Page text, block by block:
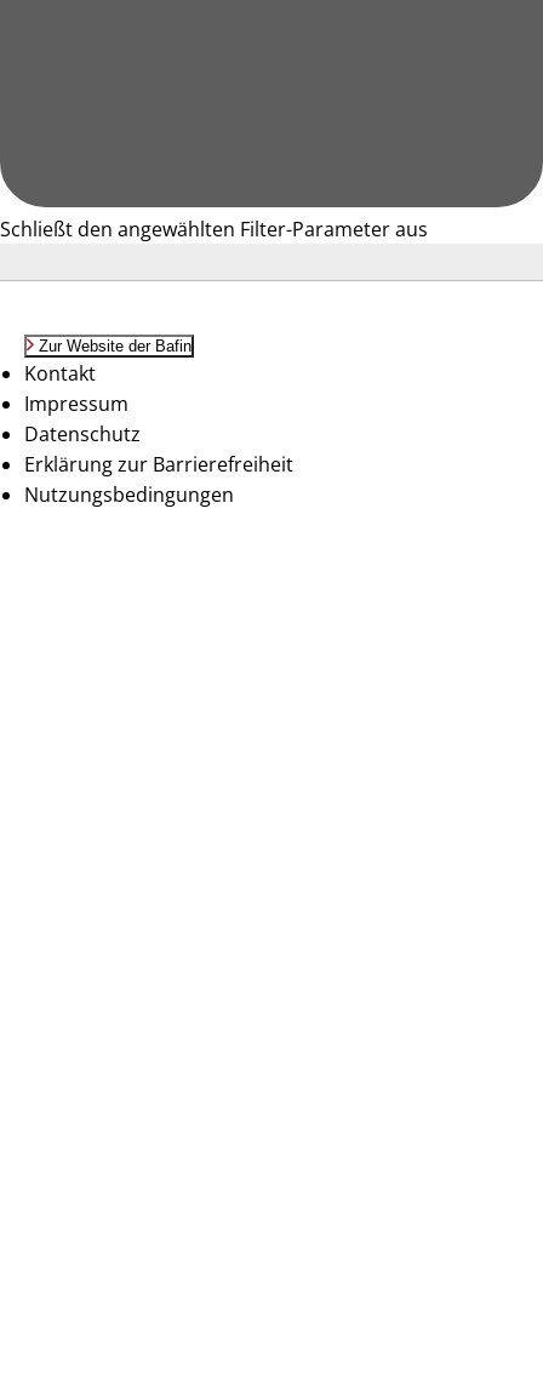
Schließt den angewählten Filter-Parameter aus
Zur Website der Bafin
Kontakt
Impressum
Datenschutz
Erklärung zur Barrierefreiheit
Nutzungsbedingungen